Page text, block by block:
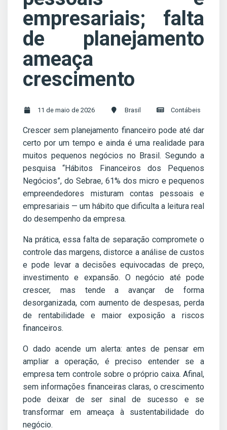
empresariais; falta
de planejamento
ameaça
crescimento
11 de maio de 2026 Brasil Contábeis
Crescer sem planejamento financeiro pode até dar
certo por um tempo e ainda é uma realidade para
muitos pequenos negócios no Brasil. Segundo a
pesquisa “Hábitos Financeiros dos Pequenos
Negócios”, do Sebrae, 61% dos micro e pequenos
empreendedores misturam contas pessoais e
empresariais — um hábito que dificulta a leitura real
do desempenho da empresa.
Na prática, essa falta de separação compromete o
controle das margens, distorce a análise de custos
e pode levar a decisões equivocadas de preço,
investimento e expansão. O negócio até pode
crescer, mas tende a avançar de forma
desorganizada, com aumento de despesas, perda
de rentabilidade e maior exposição a riscos
financeiros.
O dado acende um alerta: antes de pensar em
ampliar a operação, é preciso entender se a
empresa tem controle sobre o próprio caixa. Afinal,
sem informações financeiras claras, o crescimento
pode deixar de ser sinal de sucesso e se
transformar em ameaça à sustentabilidade do
negócio.